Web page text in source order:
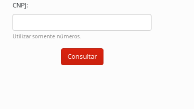
CNPJ:
Utilizar somente números.